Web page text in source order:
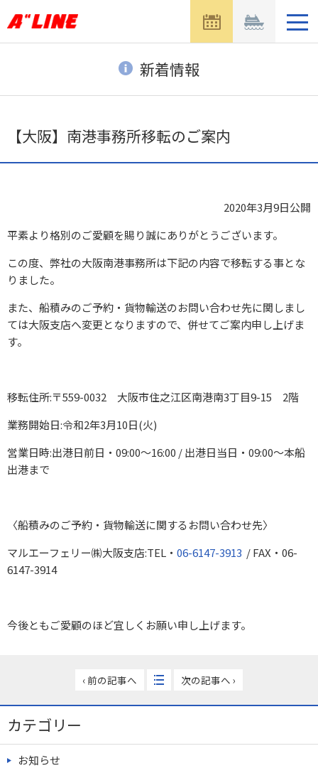
ュ
開
新着情報
【大阪】南港事務所移転のご案内
2020年3月9日公開
平素より格別のご愛顧を賜り誠にありがとうございます。
この度、弊社の大阪南港事務所は下記の内容で移転する事とな
りました。
また、船積みのご予約・貨物輸送のお問い合わせ先に関しまし
ては大阪支店へ変更となりますので、併せてご案内申し上げま
す。
移転住所:〒559-0032 大阪市住之江区南港南3丁目9-15 2階
業務開始日:令和2年3月10日(火)
営業日時:出港日前日・09:00～16:00 / 出港日当日・09:00～本船
出港まで
〈船積みのご予約・貨物輸送に関するお問い合わせ先〉
マルエーフェリー㈱大阪支店:TEL・ 06-6147-3913 / FAX・06-
6147-3914
今後ともご愛顧のほど宜しくお願い申し上げます。
‹ 前の記事へ 次の記事へ ›
カテゴリー
お知らせ